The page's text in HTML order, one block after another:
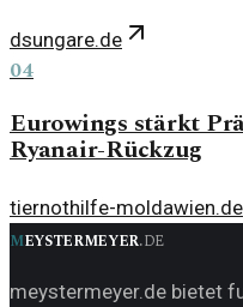
dsungare.de
04
Eurowings stärkt
Ryanair-Rückzug
tiernothilfe-moldawien.de
meystermeyer.de
meystermeyer.de bietet